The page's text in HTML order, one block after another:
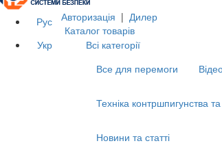
Рус
Укр
Авторизація | Дилер
Каталог товарів
Всі категорії
Все для перемоги
Техніка контршпигунства
Новини та статті